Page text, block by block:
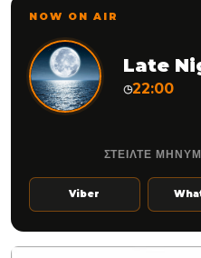
NOW ON AIR
Late
◷22:00
ΣΤΕΙΛΤΕ
Viber